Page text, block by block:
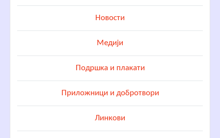
Новости
Медији
Подршка и плакати
Приложници и добротвори
Линкови